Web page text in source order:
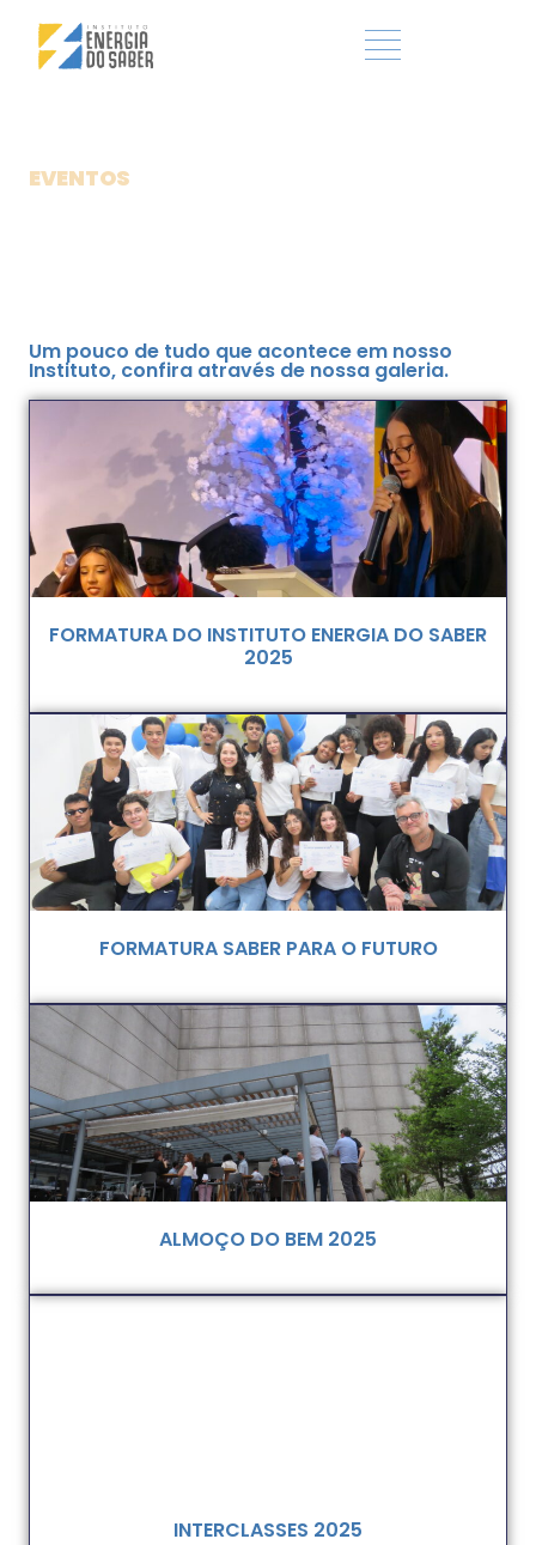
EVENTOS
Um pouco de tudo que acontece em nosso
Instituto, confira através de nossa galeria.
FORMATURA DO INSTITUTO ENERGIA DO SABER
2025
FORMATURA SABER PARA O FUTURO
ALMOÇO DO BEM 2025
INTERCLASSES 2025